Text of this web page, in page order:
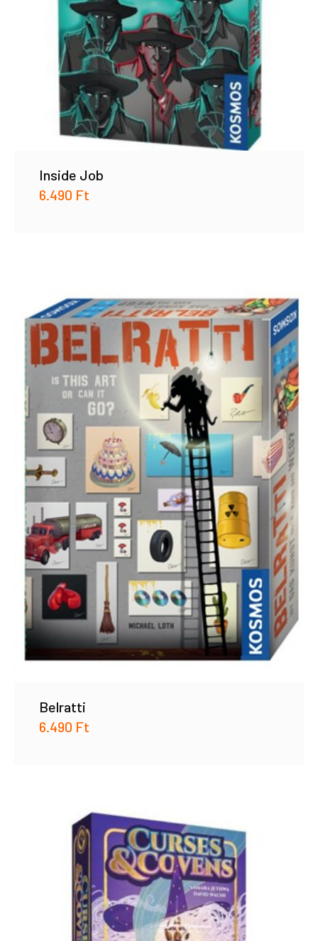
Inside Job
6.490 Ft
Belratti
6.490 Ft